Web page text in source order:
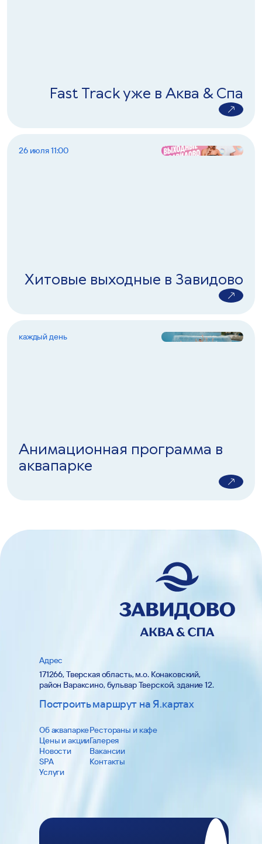
Fast Track уже в Аква & Спа
26 июля 11:00
Хитовые выходные в Завидово
каждый день
Анимационная программа в
аквапарке
Адрес
171266, Тверская область, м.о. Конаковский,
район Вараксино, бульвар Тверской, здание 12.
Построить маршрут на Я.картах
Об аквапарке
Цены и акции
Новости
SPA
Услуги
Рестораны и кафе
Галерея
Вакансии
Контакты